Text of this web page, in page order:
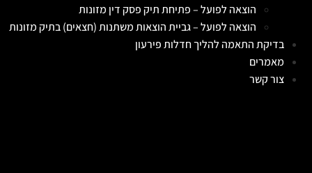
הוצאה לפועל – פתיחת תיק פסק דין מזונות
הוצאה לפועל – גביית הוצאות משתנות (חצאים) בתיק מזונות
בדיקת התאמה להליך חדלות פירעון
מאמרים
צור קשר